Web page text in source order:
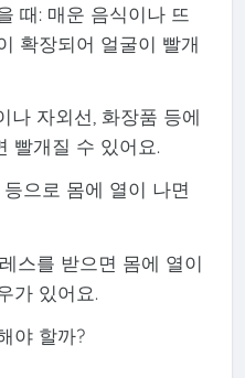
때: 매운 음식이나 뜨
확장되어 얼굴이 빨개
나 자외선, 화장품 등에
빨개질 수 있어요.
으로 몸에 열이 나면
스를 받으면 몸에 열이
가 있어요.
야 할까?